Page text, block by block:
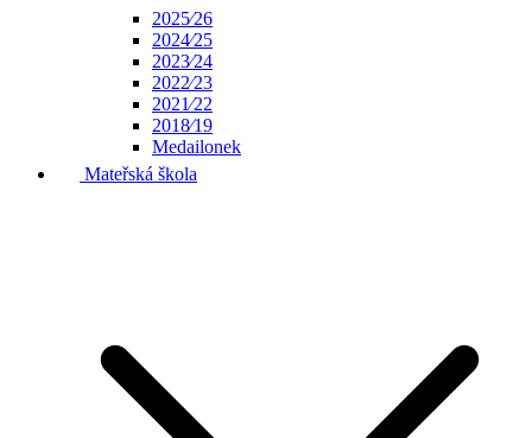
2025⁄26
2024⁄25
2023⁄24
2022⁄23
2021⁄22
2018⁄19
Medailonek
Mateřská škola